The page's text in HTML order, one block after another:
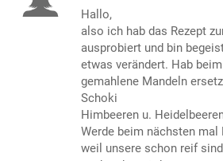
Hallo,
also ich hab das Rezept
ausprobiert und bin
etwas verändert. Hab
gemahlene Mandeln
Schoki
Himbeeren u.
Werde beim nächsten mal
weil unsere schon reif